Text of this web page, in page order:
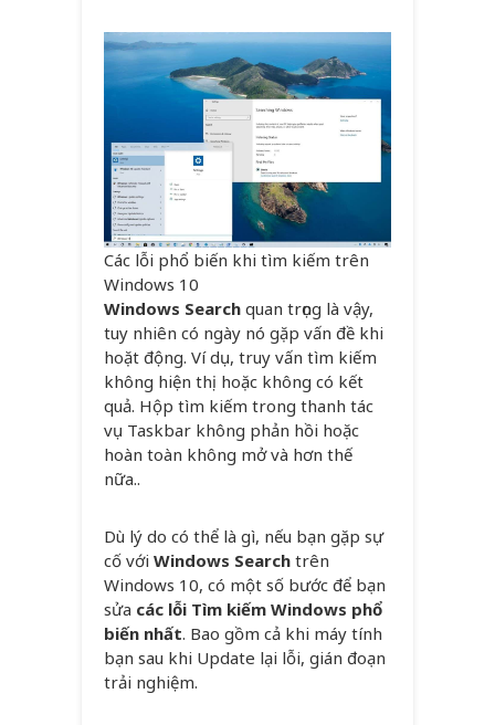
Các lỗi phổ biến khi tìm kiếm trên
Windows 10
Windows Search quan trọng là vậy,
tuy nhiên có ngày nó gặp vấn đề khi
hoặt động. Ví dụ, truy vấn tìm kiếm
không hiện thị hoặc không có kết
quả. Hộp tìm kiếm trong thanh tác
vụ Taskbar không phản hồi hoặc
hoàn toàn không mở và hơn thế
nữa..
Dù lý do có thể là gì, nếu bạn gặp sự
cố với Windows Search trên
Windows 10, có một số bước để bạn
sửa các lỗi Tìm kiếm Windows phổ
biến nhất. Bao gồm cả khi máy tính
bạn sau khi Update lại lỗi, gián đoạn
trải nghiệm.